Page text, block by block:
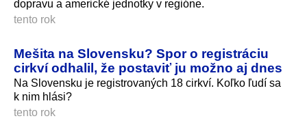
dopravu a americké jednotky v regióne.
tento rok
Mešita na Slovensku? Spor o registráciu
cirkví odhalil, že postaviť ju možno aj dnes
Na Slovensku je registrovaných 18 cirkví. Koľko ľudí sa
k nim hlási?
tento rok